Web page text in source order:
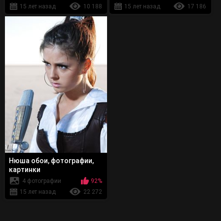
15 лет назад
10 188
15 лет назад
17 186
Нюша обои, фотографии,
картинки
4 фотографии
92%
15 лет назад
22 272